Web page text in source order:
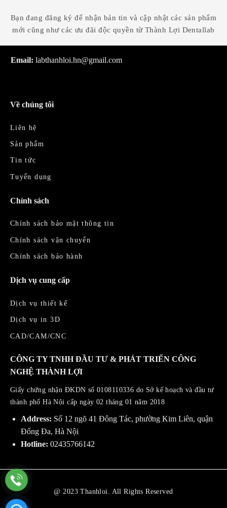
Bạn đang đăng ký để nhận bản tin và cập nhật các sản phẩm
mới cũng như các ưu đãi độc quyền từ Thành Lợi Dentallab
Email: labthanhloi.hn@gmail.com
Về chúng tôi
Liên hệ
Sản phẩm
Tin tức
Tuyển dụng
Chính sách
Chính sách bảo mật thông tin
Chính sách vận chuyển
Chính sách bảo hành
Dịch vụ cung cấp
Dịch vụ thiết kế
Dịch vụ in 3D
CAD/CAM/CNC
CÔNG TY TNHH ĐẦU TƯ & PHÁT TRIỂN CÔNG
NGHỆ THÀNH LỢI
Giấy chứng nhận ĐKDN số 0108110336 do Sở kế hoạch và đầu tư
thành phố Hà Nội cấp ngày 02 tháng 01 năm 2018
Address: Số 12 ngõ 41 Đông Tác, phường Kim Liên, quận
Đống Đa, Hà Nội
Hotline: 02435766142
@ 2023 Thanhloi. All Rights Reserved